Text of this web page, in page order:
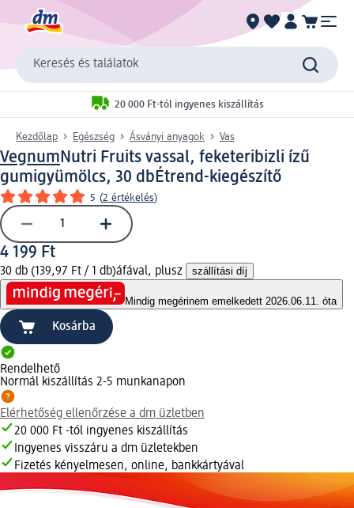
Keresés és találatok
20 000 Ft-tól ingyenes kiszállítás
Kezdőlap Egészség Ásványi anyagok Vas
VegnumNutri Fruits vassal, feketeribizli ízű
gumigyümölcs, 30 dbÉtrend-kiegészítő
5 (2 értékelés)
4 199 Ft
30 db (139,97 Ft / 1 db)áfával, plusz szállítási díj
Mindig megérinem emelkedett 2026.06.11. óta
Kosárba
Rendelhető
Normál kiszállítás 2-5 munkanapon
Elérhetőség ellenőrzése a dm üzletben
20 000 Ft -tól ingyenes kiszállítás
Ingyenes visszáru a dm üzletekben
Fizetés kényelmesen, online, bankkártyával